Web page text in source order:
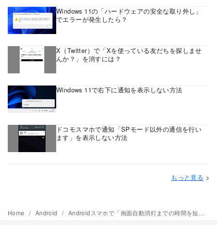
Windows 11の「ハードウェアの安全な取り外し」
でエラーが発生したら？
X（Twitter）で「Xを使っている友だちを探しませ
んか？」を消すには？
Windows 11で右下に通知を表示しない方法
ドコモスマホで通知「SPモード以外の通信を行い
ます」を表示しない方法
もっと見る >
Home Android Androidスマホで「画面自動消灯までの時間を短くする」の通知を表示しない方法